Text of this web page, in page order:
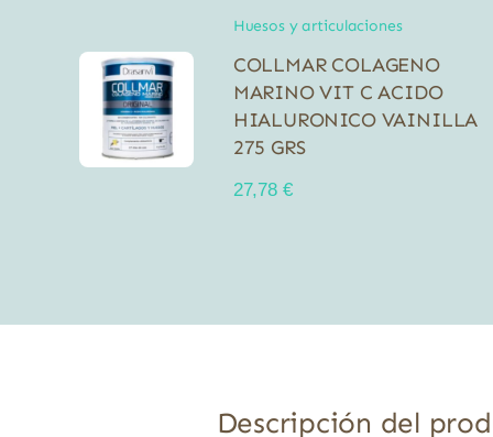
Huesos y articulaciones
COLLMAR COLAGENO
MARINO VIT C ACIDO
HIALURONICO VAINILLA
275 GRS
27,78 €
Descripción del